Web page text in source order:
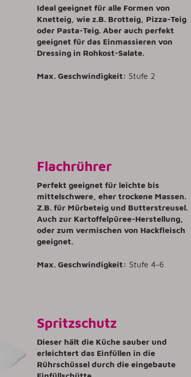
Ideal geeignet für alle Formen von
Knetteig, wie z.B. Brotteig, Pizza-Teig
oder Pasta-Teig. Aber auch perfekt
geeignet für das Einmassieren von
Dressing in Rohkost-Salate.
Max. Geschwindigkeit: Stufe 2
Flachrührer
Perfekt geeignet für leichte bis
mittelschwere, eher trockene Massen.
Z.B. für Mürbeteig und Butterstreusel.
Auch zur Kartoffelpüree-Herstellung,
oder zum vermischen von Hackfleisch
geeignet.
Max. Geschwindigkeit: Stufe 4-6
Spritzschutz
Dieser hält die Küche sauber und
erleichtert das Einfüllen in die
Rührschüssel durch die eingebaute